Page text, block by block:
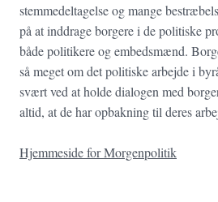
stemmedeltagelse og mange
på at inddrage borgere i de politiske
både politikere og embedsmænd.
så meget om det politiske arbejde i
svært ved at holde dialogen med
altid, at de har opbakning til deres
Hjemmeside for Morgenpolitik